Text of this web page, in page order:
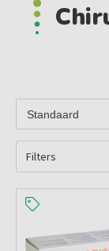
Filters